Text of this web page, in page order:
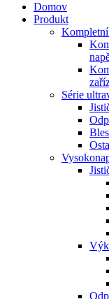
Domov
Produkt
Kompletní
Série